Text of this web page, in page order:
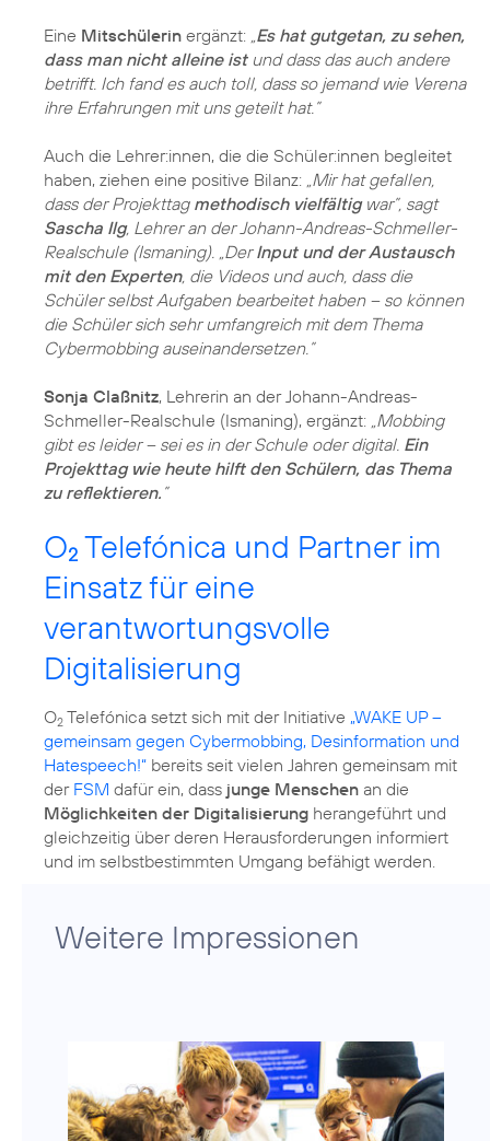
Eine Mitschülerin ergänzt: „Es hat gutgetan, zu sehen,
dass man nicht alleine istund dass das auch andere
betrifft. Ich fand es auch toll, dass so jemand wie Verena
ihre Erfahrungen mit uns geteilt hat.”
Auch die Lehrer:innen, die die Schüler:innen begleitet
haben, ziehen eine positive Bilanz: „Mir hat gefallen,
dass der Projekttag methodisch vielfältigwar”, sagt
Sascha Ilg, Lehrer an der Johann-Andreas-Schmeller-
Realschule (Ismaning). „DerInput und der Austausch
mit den Experten, die Videos und auch, dass die
Schüler selbst Aufgaben bearbeitet haben – so können
die Schüler sich sehr umfangreich mit dem Thema
Cybermobbing auseinandersetzen.”
Sonja Claßnitz, Lehrerin an der Johann-Andreas-
Schmeller-Realschule (Ismaning), ergänzt: „Mobbing
gibt es leider – sei es in der Schule oder digital. Ein
Projekttag wie heute hilft den Schülern, das Thema
zu reflektieren. ”
O2 Telefónica und Partner im
Einsatz für eine
verantwortungsvolle
Digitalisierung
O2 Telefónica setzt sich mit der Initiative „WAKE UP –
gemeinsam gegen Cybermobbing, Desinformation und
Hatespeech!“ bereits seit vielen Jahren gemeinsam mit
der FSM dafür ein, dass junge Menschen an die
Möglichkeiten der Digitalisierung herangeführt und
gleichzeitig über deren Herausforderungen informiert
und im selbstbestimmten Umgang befähigt werden.
Weitere Impressionen